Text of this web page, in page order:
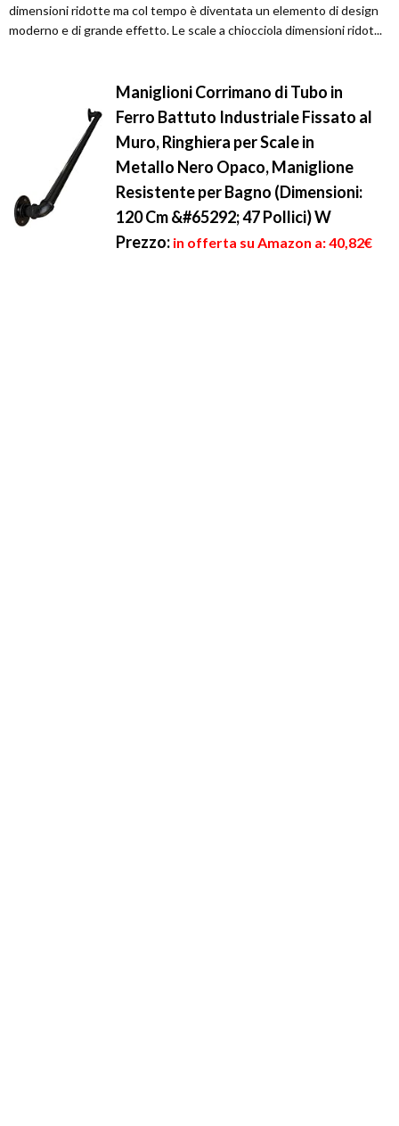
dimensioni ridotte ma col tempo è diventata un elemento di design
moderno e di grande effetto. Le scale a chiocciola dimensioni ridot...
Maniglioni Corrimano di Tubo in
Ferro Battuto Industriale Fissato al
Muro, Ringhiera per Scale in
Metallo Nero Opaco, Maniglione
Resistente per Bagno (Dimensioni:
120 Cm &#65292; 47 Pollici) W
Prezzo: in offerta su Amazon a: 40,82€